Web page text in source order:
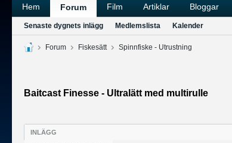
Hem Forum Film Artiklar Bloggar
Senaste dygnets inlägg Medlemslista Kalender
Forum Fiskesätt Spinnfiske - Utrustning
Baitcast Finesse - Ultralätt med multirulle
INLÄGG